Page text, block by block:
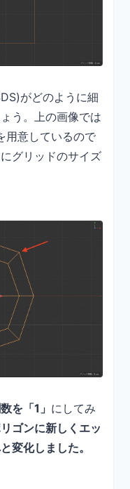
がどのように細
う。上の画像では
用意しているので
グリッドのサイズ
を「1」 にしてみ
ゴンに新しくエッ
変化しました。